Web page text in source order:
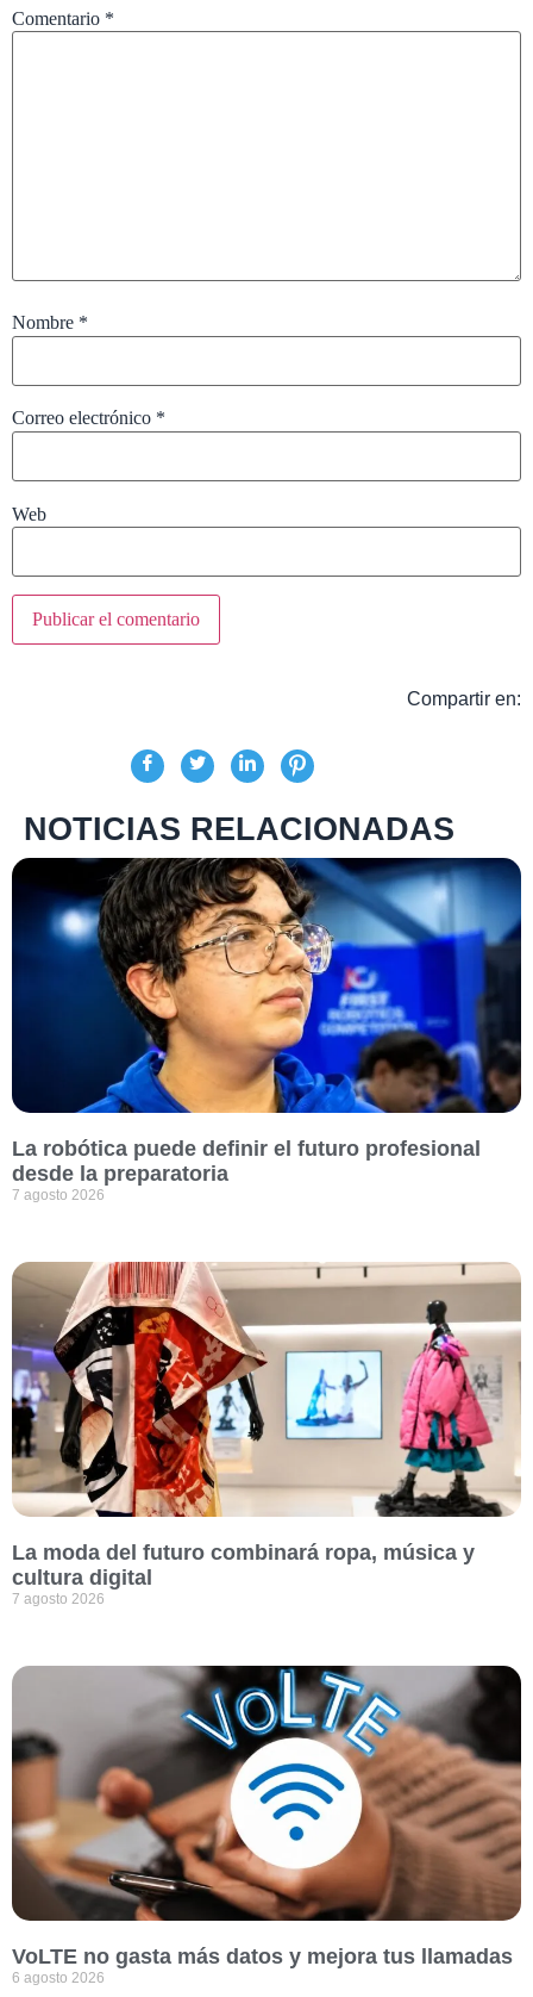
Comentario *
Nombre *
Correo electrónico *
Web
Compartir en:
NOTICIAS RELACIONADAS
La robótica puede definir el futuro profesional
desde la preparatoria
7 agosto 2026
La moda del futuro combinará ropa, música y
cultura digital
7 agosto 2026
VoLTE no gasta más datos y mejora tus llamadas
6 agosto 2026